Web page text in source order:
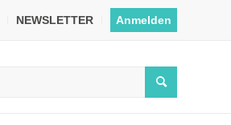
NEWSLETTER Anmelden